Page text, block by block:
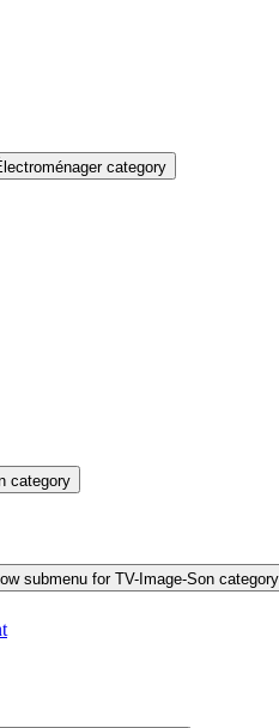
category
category
submenu for TV-Image-Son category